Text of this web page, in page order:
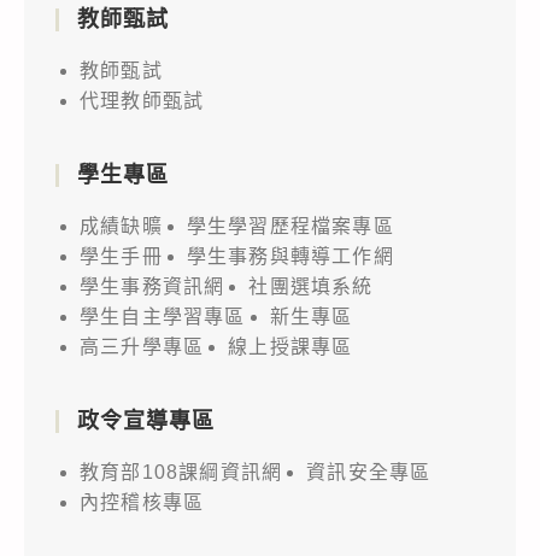
教師甄試
教師甄試
代理教師甄試
學生專區
成績缺曠
學生學習歷程檔案專區
學生手冊
學生事務與轉導工作網
學生事務資訊網
社團選填系統
學生自主學習專區
新生專區
高三升學專區
線上授課專區
政令宣導專區
教育部108課綱資訊網
資訊安全專區
內控稽核專區